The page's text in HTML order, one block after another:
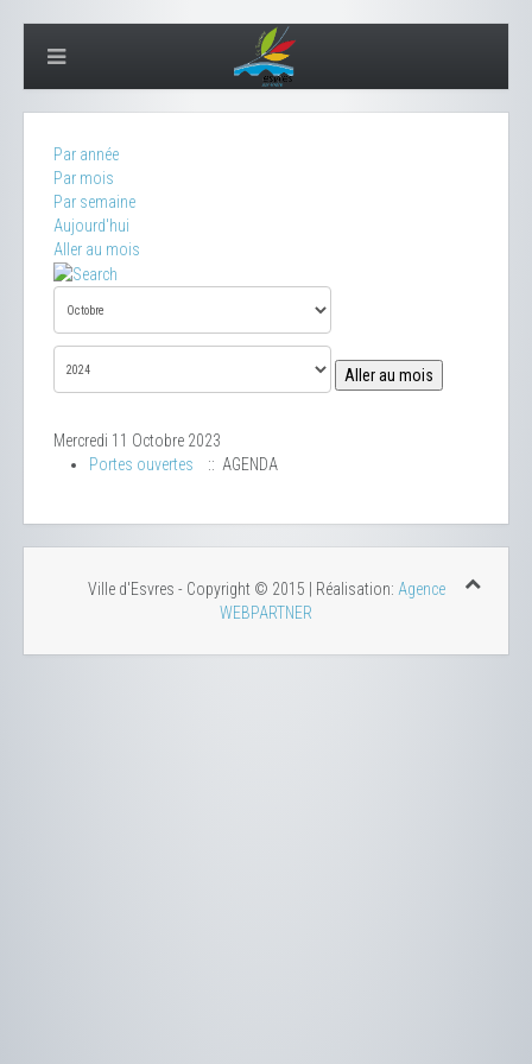
Par année
Par mois
Par semaine
Aujourd'hui
Aller au mois
Aller au mois
Mercredi 11 Octobre 2023
Portes ouvertes
:: AGENDA
Ville d'Esvres - Copyright © 2015 | Réalisation: Agence
WEBPARTNER